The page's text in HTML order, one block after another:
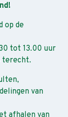
op de
tot 13.00 uur
terecht.
van